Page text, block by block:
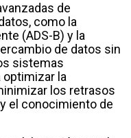
de
como la
(ADS-B) y la
de datos sin
sistemas
optimizar la
los retrasos
el conocimiento de